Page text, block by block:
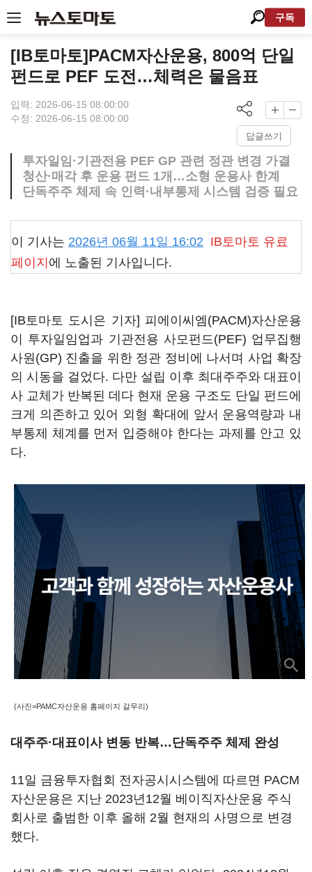
구독
[IB토마토]PACM자산운용, 800억 단일
펀드로 PEF 도전…체력은 물음표
입력: 2026-06-15 08:00:00
수정: 2026-06-15 08:00:00
답글쓰기
투자일임·기관전용 PEF GP 관련 정관 변경 가결
청산·매각 후 운용 펀드 1개…소형 운용사 한계
단독주주 체제 속 인력·내부통제 시스템 검증 필요
이 기사는 2026년 06월 11일 16:02 IB토마토 유료
페이지 에 노출된 기사입니다.
[IB토마토 도시은 기자] 피에이씨엠(PACM)자산운용
이 투자일임업과 기관전용 사모펀드(PEF) 업무집행
사원(GP) 진출을 위한 정관 정비에 나서며 사업 확장
의 시동을 걸었다. 다만 설립 이후 최대주주와 대표이
사 교체가 반복된 데다 현재 운용 구조도 단일 펀드에
크게 의존하고 있어 외형 확대에 앞서 운용역량과 내
부통제 체계를 먼저 입증해야 한다는 과제를 안고 있
다.
(사진=PAMC자산운용 홈페이지 갈무리)
대주주·대표이사 변동 반복…단독주주 체제 완성
11일 금융투자협회 전자공시시스템에 따르면 PACM
자산운용은 지난 2023년12월 베이직자산운용 주식
회사로 출범한 이후 올해 2월 현재의 사명으로 변경
했다.